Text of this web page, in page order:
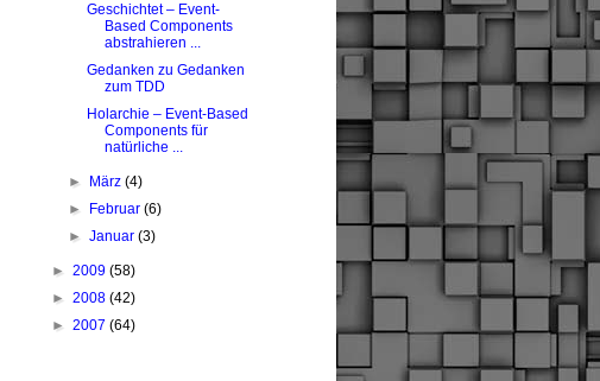
Geschichtet – Event-
Based Components
abstrahieren ...
Gedanken zu Gedanken
zum TDD
Holarchie – Event-Based
Components für
natürliche ...
► März(4)
►
Februar(6)
►Januar(3)
► 2009 (58)
► 2008 (42)
► 2007 (64)